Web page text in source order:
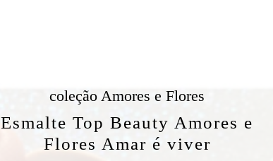
coleção Amores e Flores
Esmalte Top Beauty Amores e
Flores Amar é viver